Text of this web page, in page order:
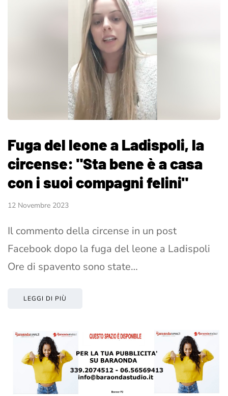
Fuga del leone a Ladispoli, la
circense: "Sta bene è a casa
con i suoi compagni felini"
12 Novembre 2023
Il commento della circense in un post
Facebook dopo la fuga del leone a Ladispoli
Ore di spavento sono state…
LEGGI DI PIÙ